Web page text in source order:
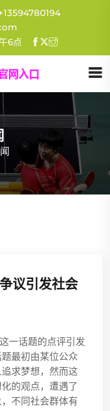
6点
议引发社会
一话题的点评引发
最初由某位公众
求梦想，然而这
的观点，遭遇了
不同社会群体有